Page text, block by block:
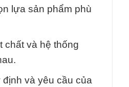
lựa sản phẩm phù
chất và hệ thống
và yêu cầu của